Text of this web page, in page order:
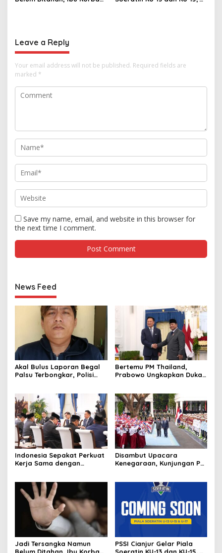
Leave a Reply
Your email address will not be published. Required fields are
marked *
Save my name, email, and website in this browser for
the next time I comment.
News Feed
Akal Bulus Laporan Begal
Palsu Terbongkar, Polisi
Bertemu PM Thailand,
Prabowo Ungkapkan Duka
Raja Thailand
Indonesia Sepakat Perkuat
Kerja Sama dengan
Disambut Upacara
Kenegaraan, Kunjungan PM
Jadi Tersangka Namun
Belum Ditahan, Ibu Korban
PSSI Cianjur Gelar Piala
Soeratin KU-13 dan KU-15,